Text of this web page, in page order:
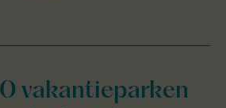
vakantieparken